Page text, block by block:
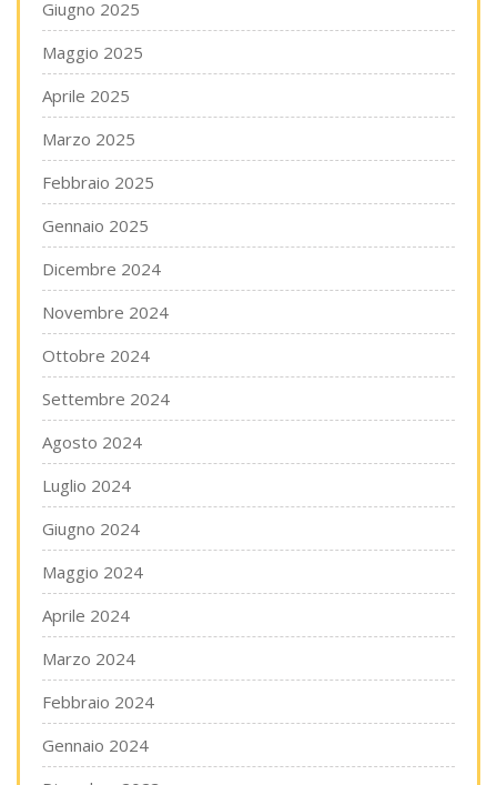
Giugno 2025
Maggio 2025
Aprile 2025
Marzo 2025
Febbraio 2025
Gennaio 2025
Dicembre 2024
Novembre 2024
Ottobre 2024
Settembre 2024
Agosto 2024
Luglio 2024
Giugno 2024
Maggio 2024
Aprile 2024
Marzo 2024
Febbraio 2024
Gennaio 2024